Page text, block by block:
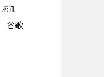
腾讯
谷歌